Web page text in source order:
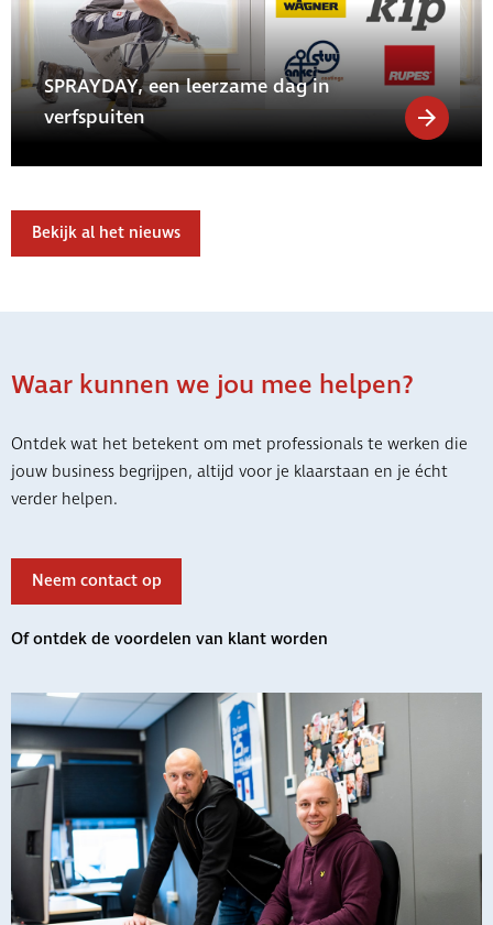
SPRAYDAY, een leerzame dag in
verfspuiten
Bekijk al het nieuws
Waar kunnen we jou mee helpen?
Ontdek wat het betekent om met professionals te werken die
jouw business begrijpen, altijd voor je klaarstaan en je écht
verder helpen.
Neem contact op
Of ontdek de voordelen van klant worden